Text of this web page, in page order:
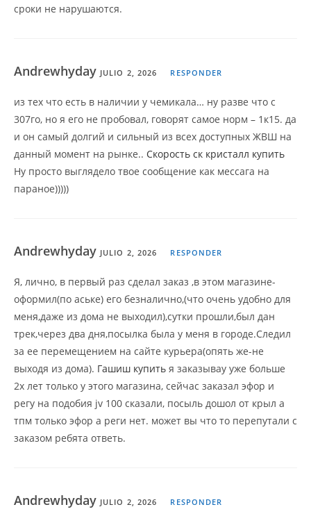
сроки не нарушаются.
Andrewhyday JULIO 2, 2026 RESPONDER
из тех что есть в наличии у чемикала… ну разве что с
307го, но я его не пробовал, говорят самое норм – 1к15. да
и он самый долгий и сильный из всех доступных ЖВШ на
данный момент на рынке.. Скорость ск кристалл купить
Ну просто выглядело твое сообщение как мессага на
параное)))))
Andrewhyday JULIO 2, 2026 RESPONDER
Я, лично, в первый раз сделал заказ ,в этом магазине-
оформил(по аське) его безналично,(что очень удобно для
меня,даже из дома не выходил),сутки прошли,был дан
трек,через два дня,посылка была у меня в городе.Следил
за ее перемещением на сайте курьера(опять же-не
выходя из дома). Гашиш купить я заказывау уже больше
2х лет только у этого магазина, сейчас заказал эфор и
регу на подобия jv 100 сказали, посыль дошол от крыл а
тпм только эфор а реги нет. может вы что то перепутали с
заказом ребята ответь.
Andrewhyday JULIO 2, 2026 RESPONDER